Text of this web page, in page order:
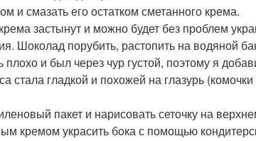
и смазать его остатком сметанного крема.
застынут и можно будет без проблем
Шоколад порубить, растопить на водяной
и был через чур густой, поэтому я
стала гладкой и похожей на глазурь (комочки
пакет и нарисовать сеточку на
кремом украсить бока с помощью